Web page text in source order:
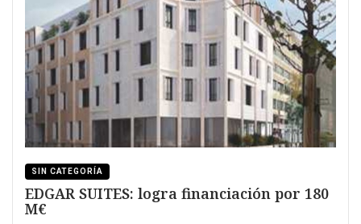
SIN CATEGORÍA
EDGAR SUITES: logra financiación por 180
M€